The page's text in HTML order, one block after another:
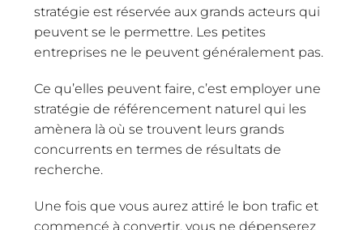
stratégie est réservée aux grands acteurs qui
peuvent se le permettre. Les petites
entreprises ne le peuvent généralement pas.
Ce qu’elles peuvent faire, c’est employer une
stratégie de référencement naturel qui les
amènera là où se trouvent leurs grands
concurrents en termes de résultats de
recherche.
Une fois que vous aurez attiré le bon trafic et
commencé à convertir, vous ne dépenserez